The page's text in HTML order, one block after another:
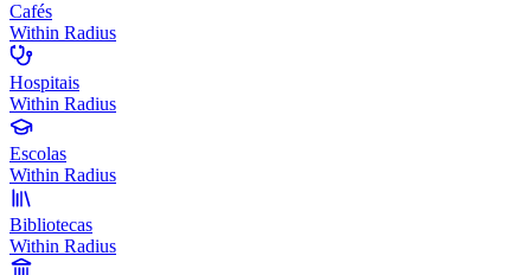
Cafés
Within Radius
Hospitais
Within Radius
Escolas
Within Radius
Bibliotecas
Within Radius